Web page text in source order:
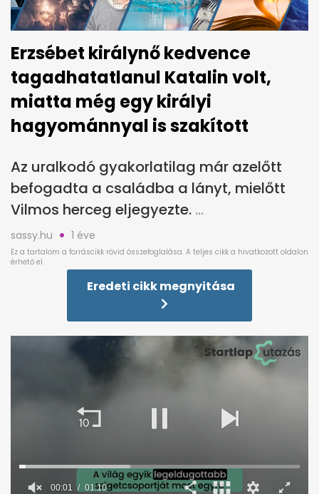
Erzsébet királynő kedvence
tagadhatatlanul Katalin volt,
miatta még egy királyi
hagyománnyal is szakított
Az uralkodó gyakorlatilag már azelőtt
befogadta a családba a lányt, mielőtt
Vilmos herceg eljegyezte.
sassy.hu 1 éve
Eredeti cikk megnyitása
00:02 01:10